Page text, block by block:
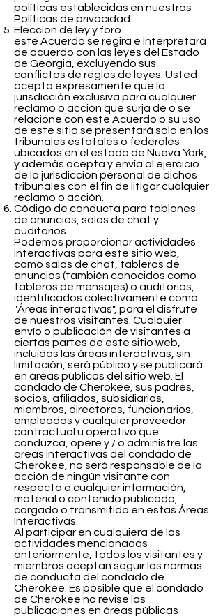
políticas establecidas en nuestras
Políticas de privacidad.
Elección de ley y foro
este Acuerdo se regirá e interpretará
de acuerdo con las leyes del Estado
de Georgia, excluyendo sus
conflictos de reglas de leyes. Usted
acepta expresamente que la
jurisdicción exclusiva para cualquier
reclamo o acción que surja de o se
relacione con este Acuerdo o su uso
de este sitio se presentará solo en los
tribunales estatales o federales
ubicados en el estado de Nueva York,
y además acepta y envía al ejercicio
de la jurisdicción personal de dichos
tribunales con el fin de litigar cualquier
reclamo o acción.
Código de conducta para tablones
de anuncios, salas de chat y
auditorios
Podemos proporcionar actividades
interactivas para este sitio web,
como salas de chat, tableros de
anuncios (también conocidos como
tableros de mensajes) o auditorios,
identificados colectivamente como
"Áreas interactivas", para el disfrute
de nuestros visitantes. Cualquier
envío o publicación de visitantes a
ciertas partes de este sitio web,
incluidas las áreas interactivas, sin
limitación, será público y se publicará
en áreas públicas del sitio web. El
condado de Cherokee, sus padres,
socios, afiliados, subsidiarias,
miembros, directores, funcionarios,
empleados y cualquier proveedor
contractual u operativo que
conduzca, opere y / o administre las
áreas interactivas del condado de
Cherokee, no será responsable de la
acción de ningún visitante con
respecto a cualquier información,
material o contenido publicado,
cargado o transmitido en estas Áreas
Interactivas.
Al participar en cualquiera de las
actividades mencionadas
anteriormente, todos los visitantes y
miembros aceptan seguir las normas
de conducta del condado de
Cherokee. Es posible que el condado
de Cherokee no revise las
publicaciones en áreas públicas